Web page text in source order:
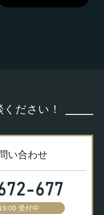
ださい！
い合わせ
受付中